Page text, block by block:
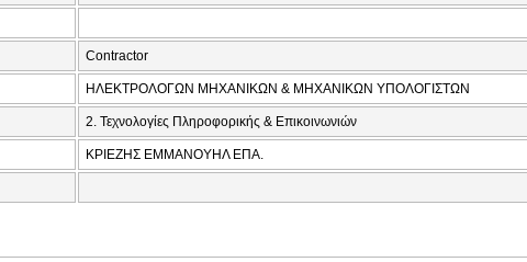
Contractor
ΗΛΕΚΤΡΟΛΟΓΩΝ ΜΗΧΑΝΙΚΩΝ & ΜΗΧΑΝΙΚΩΝ ΥΠΟΛΟΓΙΣΤΩΝ
2. Τεχνολογίες Πληροφορικής & Επικοινωνιών
ΚΡΙΕΖΗΣ ΕΜΜΑΝΟΥΗΛ ΕΠΑ.